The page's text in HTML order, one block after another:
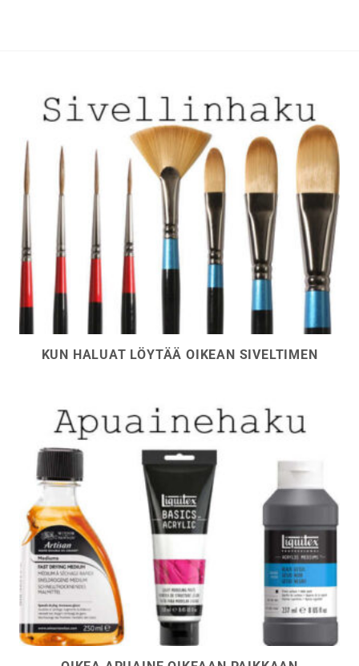
KUN HALUAT LÖYTÄÄ OIKEAN SIVELTIMEN